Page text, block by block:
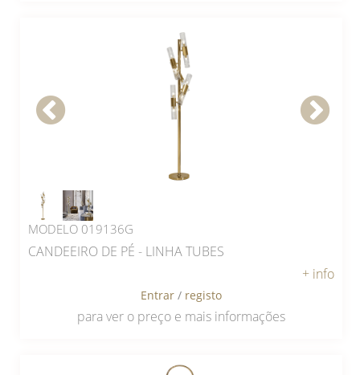
MODELO 019136G
CANDEEIRO DE PÉ - LINHA TUBES
+ info
Entrar / registo
para ver o preço e mais informações